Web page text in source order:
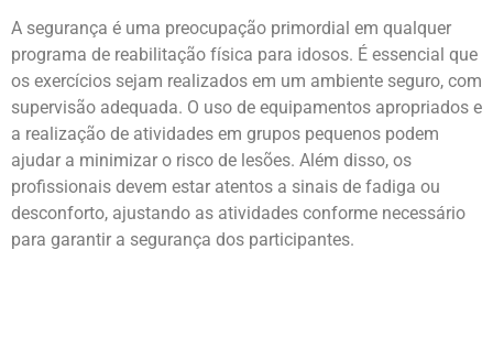
A segurança é uma preocupação primordial em qualquer
programa de reabilitação física para idosos. É essencial que
os exercícios sejam realizados em um ambiente seguro, com
supervisão adequada. O uso de equipamentos apropriados e
a realização de atividades em grupos pequenos podem
ajudar a minimizar o risco de lesões. Além disso, os
profissionais devem estar atentos a sinais de fadiga ou
desconforto, ajustando as atividades conforme necessário
para garantir a segurança dos participantes.